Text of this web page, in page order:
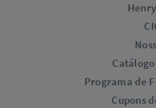
Programa de
Cupons